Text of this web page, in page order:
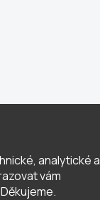
analytické a
vám